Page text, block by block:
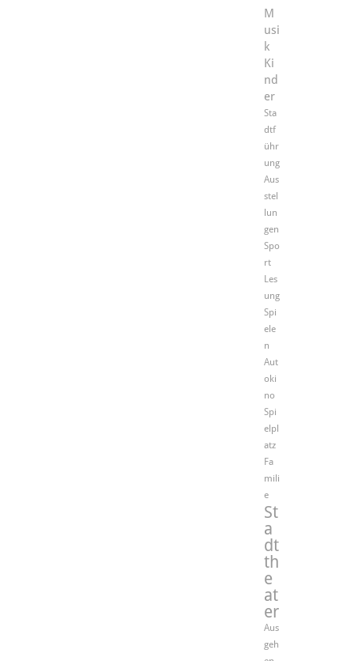
M
usi
k
Ki
nd
er
Sta
dtf
ühr
ung
Aus
stel
lun
gen
Spo
rt
Les
ung
Spi
ele
n
Aut
oki
no
Spi
elpl
atz
Fa
mili
e
St
a
dt
th
e
at
er
Aus
geh